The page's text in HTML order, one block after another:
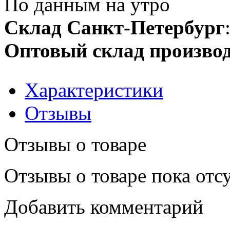
Склад Санкт-Петербург
Оптовый склад
Характеристики
Отзывы
Отзывы о товаре
Отзывы о товаре пока
Добавить комментарий